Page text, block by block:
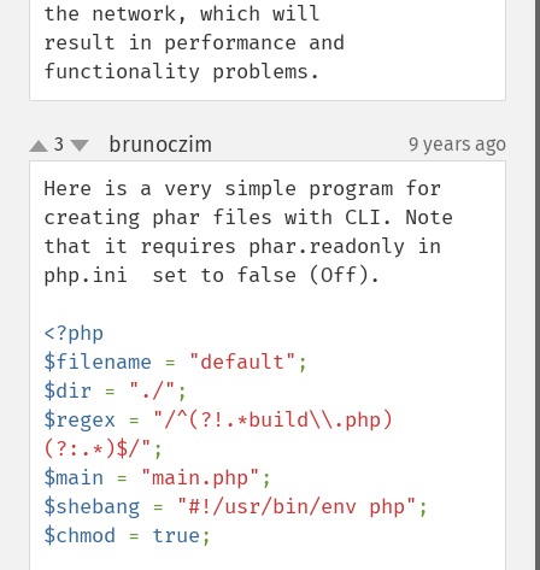
the network, which will
result in performance and
functionality problems.
up
down
3 brunoczim 9 years ago
Here is a very simple program for
creating phar files with CLI. Note
that it requires phar.readonly in
php.ini  set to false (Off).
<?php
$filename = "default"
$dir = "./"
$regex = "/^(?!.*build\\.php)
(?:.*)$/"
$main = "main.php"
$shebang = "#!/usr/bin/env php"
$chmod = true;